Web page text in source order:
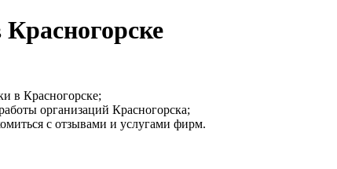
в Красногорске;
организаций Красногорска;
с отзывами и услугами фирм.